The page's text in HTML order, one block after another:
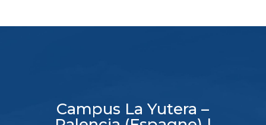
Campus La Yutera –